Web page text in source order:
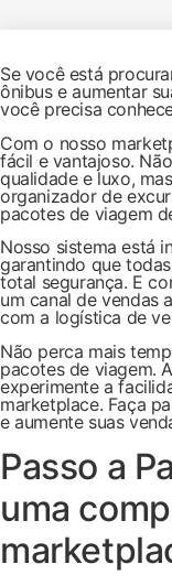
Se você está
ônibus e aumentar
você precisa
Com o nosso
fácil e vantajoso.
qualidade e luxo,
organizador de
pacotes de viagem
Nosso sistema está
garantindo que
total segurança. E
um canal de vendas
com a logística de
Não perca mais
pacotes de viagem.
experimente a
marketplace. Faça
e aumente suas
Passo a
uma